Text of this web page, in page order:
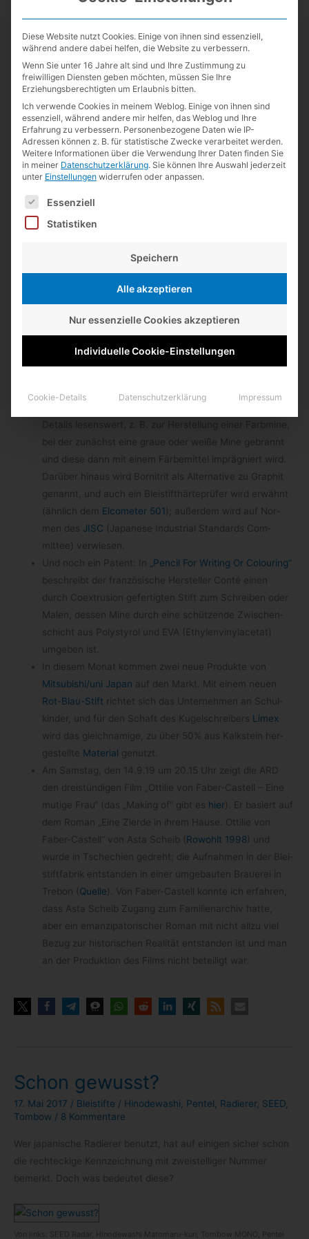
Außer den gezeig­ten hatte ich noch den Faber-​Castell Dust Free (den
ich lei­der nicht mehr fin­den kann) und den KUM Cor­rec Stick (der nach
dem ers­ten Gebrauch in den Müll­ei­mer kam). ↩
Kurz notiert
5. September 2019
Castell
,Herstellung
trans­pa­ren­ten Radie­rer. Der block­förmige
Radarist in zwei Grö­ßen erhält­lich und kos­tet 100 bzw.
150 Yen (etwa 0,90 bzw. 1,30 Euro). – Danke an Sola
vonpen­cils and other thingsfür den Hinweis!
Das Patent„Pen­cil Lead“von Mitsu­bi­shi beschreibt die
bei der zunächst eine graue oder weiße Mine gebrannt
und diese dann mit einem Fär­be­mit­tel imprä­gniert wird.
Dar­über hin­aus wird Bor­ni­trit als Alter­na­tive zu Gra­phit
genannt, und auch ein Blei­stift­här­te­prü­fer wird erwähnt
(ähn­lich dem Elco­meter 501); außer­dem wird auf Nor­
men des JISC (Japa­nese Indus­trial Stan­dards Com­
mittee) verwiesen.
Und noch ein Patent: In
„Pen­cil For Wri­ting Or Colou­ring“
beschreibt der fran­zö­si­sche Her­stel­ler Conté einen
durch Coex­tru­sion gefer­tig­ten Stift zum Schrei­ben oder
Malen, des­sen Mine durch eine schüt­zende Zwi­schen­
schicht aus Poly­sty­rol und EVA (Ethylen­vinylacetat)
umge­ben ist.
In die­sem Monat kom­men zwei neue Pro­dukte von
Mitsubishi/​uni Japan auf den Markt. Mit einem neuen
Rot-​Blau-​Stift rich­tet sich das Unter­neh­men an Schul­
kin­der, und für den Schaft des Kugel­schrei­bers Limex
wird das gleich­na­mige, zu über 50% aus Kalk­stein her­
gestellte Mate­rial genutzt.
Am Sams­tag, den 14.9.19 um 20.15 Uhr zeigt die ARD
den drei­stün­di­gen Film „Otti­lie von Faber-​Castell – Eine
mutige Frau“ (das „Making of“ gibt es hier). Er basiert auf
dem Roman „Eine Zierde in ihrem Hause. Otti­lie von
Faber-​Castell“ von Asta Scheib ( Rowohlt 1998) und
wurde in Tsche­chien gedreht; die Auf­nah­men in der Blei­
stift­fa­brik entstan­den in einer umge­bau­ten Braue­rei in
Tre­bon ( Quelle). Von Faber-​Castell konnte ich erfah­ren,
dass Asta Scheib Zugang zum Fami­li­en­ar­chiv hatte,
aber ein eman­zi­pa­to­ri­scher Roman mit nicht allzu viel
Bezug zur his­to­ri­schen Rea­li­tät ent­stan­den ist und man
an der Pro­duk­tion des Films nicht betei­ligt war.
Schon gewusst?
17. Mai 2017 / Bleistifte / Hinodewashi, Pentel, Radierer, SEED,
Tombow / 8 Kommentare
Wer japa­ni­sche Radie­rer benutzt, hat auf eini­gen sicher schon
die recht­eckige Kenn­zeich­nung mit zwei­stel­li­ger Num­mer
bemerkt. Doch was bedeu­tet diese?
Von links: SEED Radar, Hinode­wa­shi Matomaru-​kun, Tom­bow MONO, Pen­tel
Diese Website nutzt Cookies. Einige von ihnen sind essenziell,
während andere dabei helfen, die Website zu verbessern.
Wenn Sie unter 16 Jahre alt sind und Ihre Zustimmung zu
freiwilligen Diensten geben möchten, müssen Sie Ihre
Erziehungsberechtigten um Erlaubnis bitten.
Ich verwende Cookies in meinem Weblog. Einige von ihnen sind
essenziell, während andere mir helfen, das Weblog und Ihre
Erfahrung zu verbessern. Personenbezogene Daten wie IP-
Adressen können z. B. für statistische Zwecke verarbeitet werden.
Weitere Informationen über die Verwendung Ihrer Daten finden Sie
in meiner Datenschutzerklärung. Sie können Ihre Auswahl jederzeit
unter Einstellungen widerrufen oder anpassen.
Es folgt eine Liste der Service-Gruppen, für die eine
Essenziell
Statistiken
Speichern
Alle akzeptieren
Nur essenzielle Cookies akzeptieren
Individuelle Cookie-Einstellungen
Cookie-Details Datenschutzerklärung Impressum